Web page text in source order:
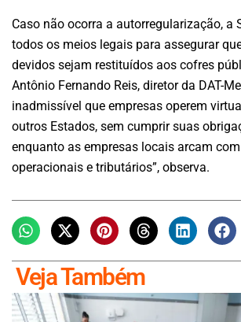
Caso não ocorra a autorregularização, a
todos os meios legais para assegurar
devidos sejam restituídos aos cofres
Antônio Fernando Reis, diretor da DAT-
inadmissível que empresas operem
outros Estados, sem cumprir suas
enquanto as empresas locais arcam
operacionais e tributários”, observa.
Veja Também